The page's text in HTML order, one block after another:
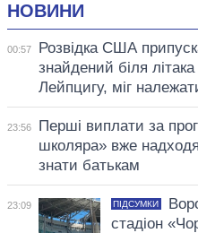
НОВИНИ
00:57
Розвідка США
знайдений біля
Лейпцигу, міг
23:56
Перші виплати за
школяра» вже
знати батькам
23:09 ПІДСУМКИ
стадіон